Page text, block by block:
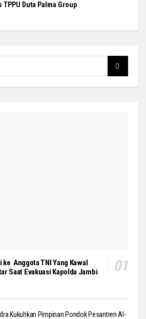
TPPU Duta Palma Group
Anggota TNI Yang Kawal
Saat Evakuasi Kapolda Jambi
Kukuhkan Pimpinan Pondok Pesantren Al-